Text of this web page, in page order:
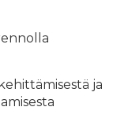
ja